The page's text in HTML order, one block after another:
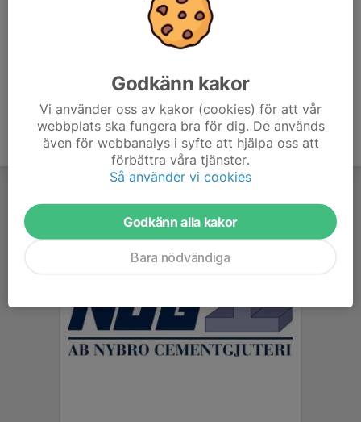
Godkänn kakor
Vi använder oss av kakor (cookies) för att vår
webbplats ska fungera bra för dig. De används
även för webbanalys i syfte att hjälpa oss att
förbättra våra tjänster.
Så använder vi cookies
Godkänn alla kakor
Bara nödvändiga